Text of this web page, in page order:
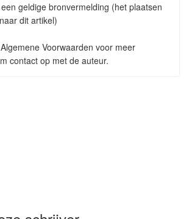
geldige bronvermelding (het plaatsen
dit artikel)
Voorwaarden voor meer
contact op met de auteur.